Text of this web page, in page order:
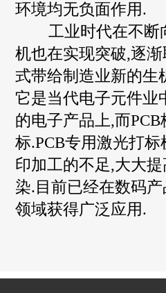
环境均无负面作用.
工业时代在不断向
机也在实现突破,逐
式带给制造业新的生
它是当代电子元件业
的电子产品上,而
标.PCB专用激光打
印加工的不足,大大
染.目前已经在数码
领域获得广泛应用.